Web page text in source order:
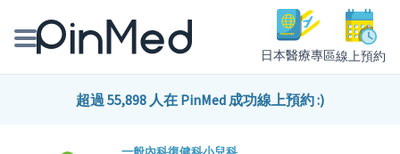
日本醫療專區線上預約
線上預約醫師、院所
超過 55,898 人在 PinMed 成功線上預約 :)